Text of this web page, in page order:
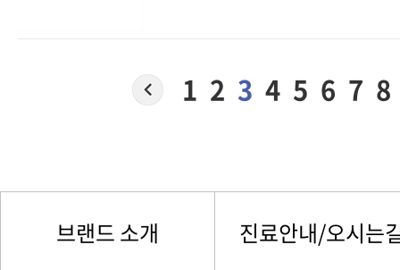
1 2 3 4 5 6 7 8
브랜드 소개 진료안내/오시는